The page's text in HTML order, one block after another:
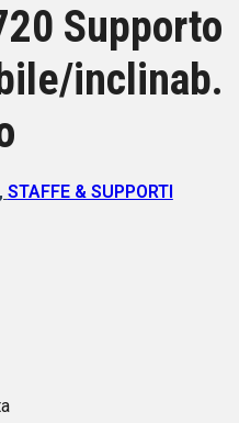
Supporto
inclinab.
, STAFFE & SUPPORTI